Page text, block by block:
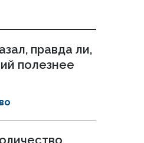
правда ли,
полезнее